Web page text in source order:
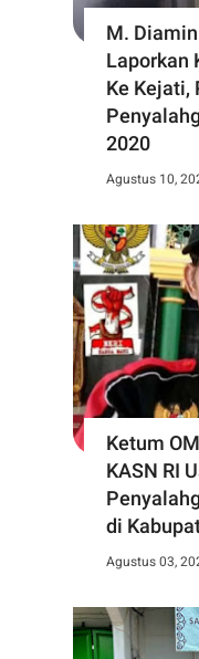
M.
Laporkan
Ke Kejati,
2020
Agustus 10,
Ketum
KASN RI
di
Agustus 03,